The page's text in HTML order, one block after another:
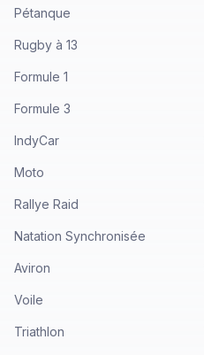
Pétanque
Rugby à 13
Formule 1
Formule 3
IndyCar
Moto
Rallye Raid
Natation Synchronisée
Aviron
Voile
Triathlon